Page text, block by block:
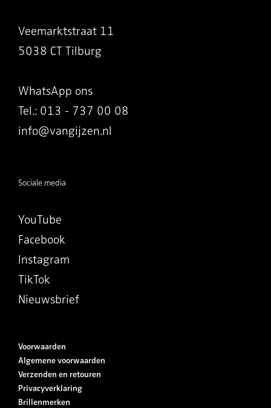
Veemarktstraat 11
5038 CT Tilburg
WhatsApp ons
Tel.: 013 - 737 00 08
info@vangijzen.nl
Sociale media
YouTube
Facebook
Instagram
TikTok
Nieuwsbrief
Voorwaarden
Algemene voorwaarden
Verzenden en retouren
Privacyverklaring
Brillenmerken